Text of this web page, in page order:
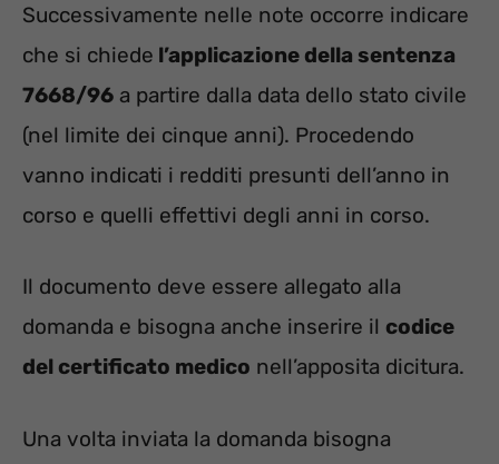
Successivamente nelle note occorre indicare
che si chiede l’applicazione della sentenza
7668/96 a partire dalla data dello stato civile
(nel limite dei cinque anni). Procedendo
vanno indicati i redditi presunti dell’anno in
corso e quelli effettivi degli anni in corso.
Il documento deve essere allegato alla
domanda e bisogna anche inserire il codice
del certificato medico nell’apposita dicitura.
Una volta inviata la domanda bisogna